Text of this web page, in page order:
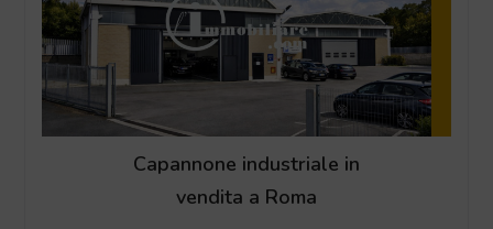
Capannone industriale in
vendita a Roma